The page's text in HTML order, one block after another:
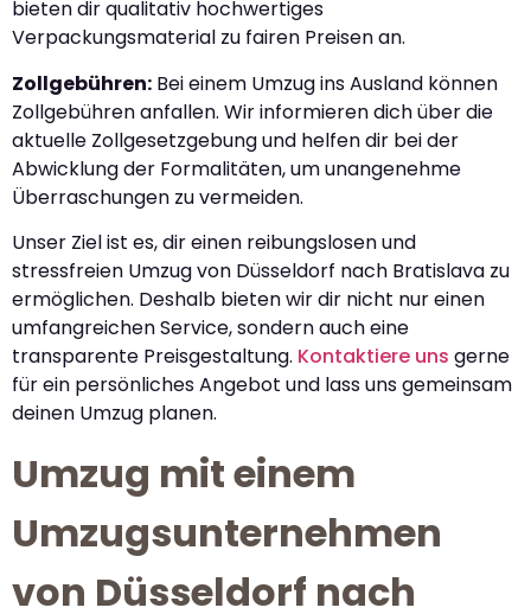
bieten dir qualitativ hochwertiges
Verpackungsmaterial zu fairen Preisen an.
Zollgebühren: Bei einem Umzug ins Ausland können
Zollgebühren anfallen. Wir informieren dich über die
aktuelle Zollgesetzgebung und helfen dir bei der
Abwicklung der Formalitäten, um unangenehme
Überraschungen zu vermeiden.
Unser Ziel ist es, dir einen reibungslosen und
stressfreien Umzug von Düsseldorf nach Bratislava zu
ermöglichen. Deshalb bieten wir dir nicht nur einen
umfangreichen Service, sondern auch eine
transparente Preisgestaltung. Kontaktiere uns gerne
für ein persönliches Angebot und lass uns gemeinsam
deinen Umzug planen.
Umzug mit einem
Umzugsunternehmen
von Düsseldorf nach